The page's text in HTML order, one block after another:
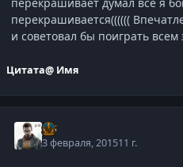
перекрашивает думал все я
перекрашивается((((((
и советовал бы поиграть всем
Цитата@ Имя
j-G
3 февраля, 201511 г.